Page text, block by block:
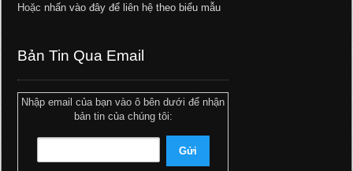
Hoặc nhấn vào đây để liên hệ theo biểu mẫu
Bản Tin Qua Email
Nhập email của bạn vào ô bên dưới để nhận
bản tin của chúng tôi: